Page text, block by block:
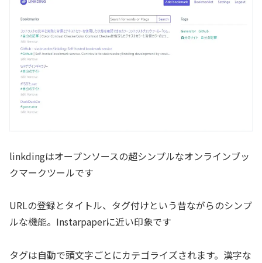
linkdingはオープンソースの超シンプルなオンラインブッ
クマークツールです
URLの登録とタイトル、タグ付けという昔ながらのシンプ
ルな機能。Instarpaperに近い印象です
タグは自動で頭文字ごとにカテゴライズされます。漢字な